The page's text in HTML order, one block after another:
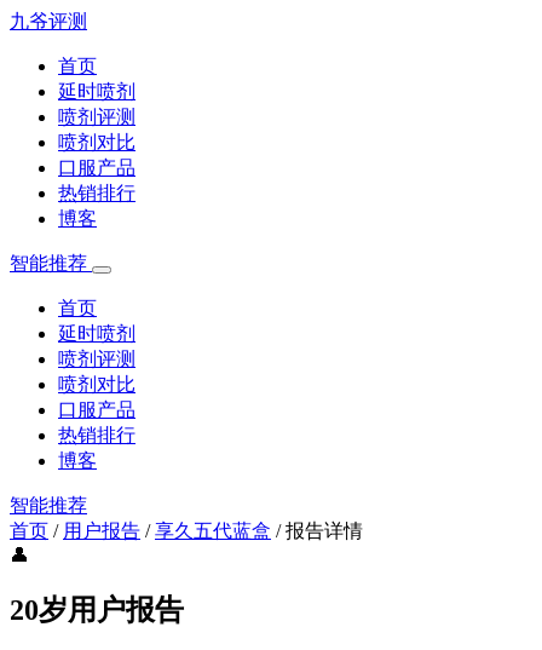
九爷评测
首页
延时喷剂
喷剂评测
喷剂对比
口服产品
热销排行
博客
智能推荐
首页
延时喷剂
喷剂评测
喷剂对比
口服产品
热销排行
博客
智能推荐
首页 / 用户报告 /享久五代蓝盒 /报告详情
👤
20岁用户报告